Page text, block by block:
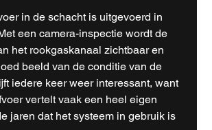
in de schacht is uitgevoerd in
een camera-inspectie wordt de
het rookgaskanaal zichtbaar en
beeld van de conditie van de
iedere keer weer interessant, want
vertelt vaak een heel eigen
jaren dat het systeem in gebruik is